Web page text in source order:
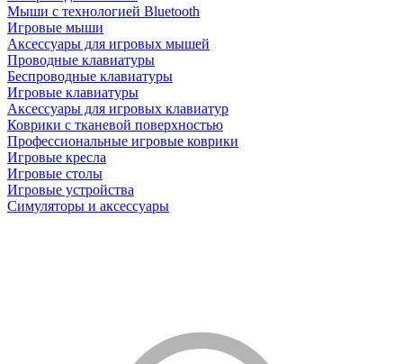
Мыши с технологией Bluetooth
Игровые мыши
Аксессуары для игровых мышей
Проводные клавиатуры
Беспроводные клавиатуры
Игровые клавиатуры
Аксессуары для игровых клавиатур
Коврики с тканевой поверхностью
Профессиональные игровые коврики
Игровые кресла
Игровые столы
Игровые устройства
Симуляторы и аксессуары